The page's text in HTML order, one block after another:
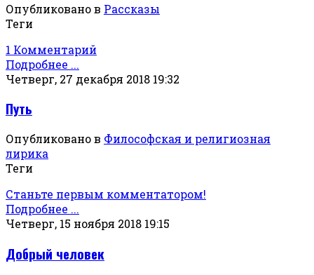
Опубликовано в Рассказы
Теги
1 Комментарий
Подробнее ...
Четверг, 27 декабря 2018 19:32
Путь
Опубликовано в Философская и религиозная
лирика
Теги
Станьте первым комментатором!
Подробнее ...
Четверг, 15 ноября 2018 19:15
Добрый человек